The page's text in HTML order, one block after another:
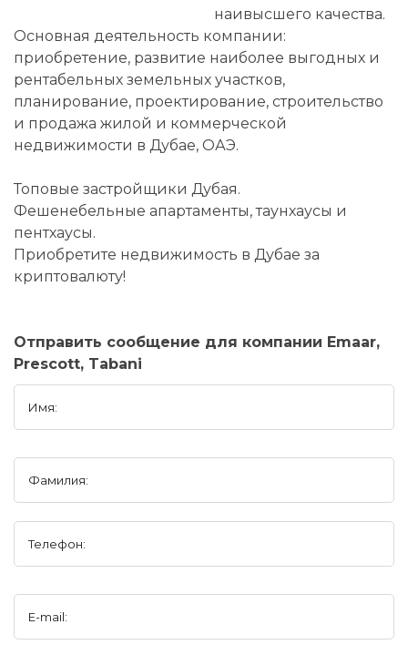
наивысшего качества.
Основная деятельность компании:
приобретение, развитие наиболее выгодных и
рентабельных земельных участков,
планирование, проектирование, строительство
и продажа жилой и коммерческой
недвижимости в Дубае, ОАЭ.
Топовые застройщики Дубая.
Фешенебельные апартаменты, таунхаусы и
пентхаусы.
Приобретите недвижимость в Дубае за
криптовалюту!
Отправить сообщение для компании Emaar,
Prescott, Tabani
Имя:
Фамилия:
Телефон:
E-mail: